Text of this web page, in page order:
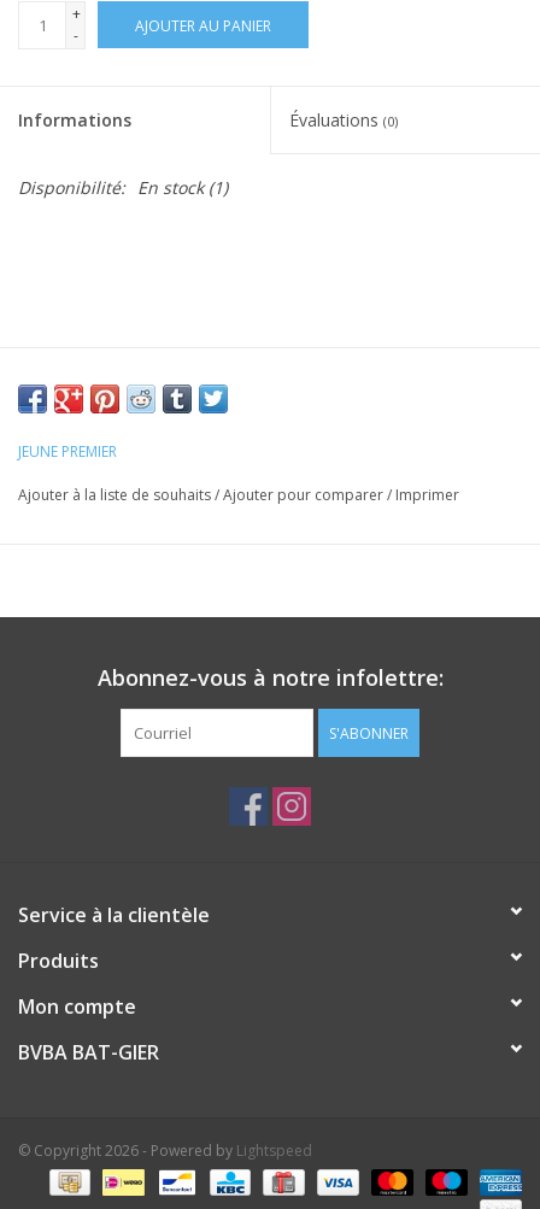
+
-
AJOUTER AU PANIER
Informations Évaluations (0)
Disponibilité: En stock(1)
JEUNE PREMIER
Ajouter à la liste de souhaits/Ajouter pour comparer/ Imprimer
Abonnez-vous à notre infolettre:
S'ABONNER
Service à la clientèle
Produits
Mon compte
BVBA BAT-GIER
© Copyright 2026 - Powered by Lightspeed